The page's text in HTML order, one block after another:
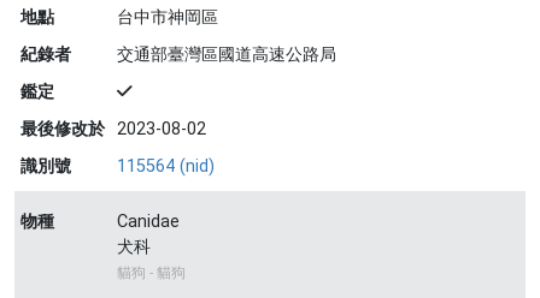
地點
台中市神岡區
紀錄者
交通部臺灣區國道高速公路局
鑑定
最後修改於 2023-08-02
識別號
115564 (nid)
物種
Canidae
犬科
貓狗 - 貓狗